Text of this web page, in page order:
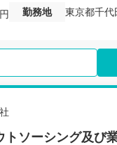
勤務地 東京都千代
トソーシング及